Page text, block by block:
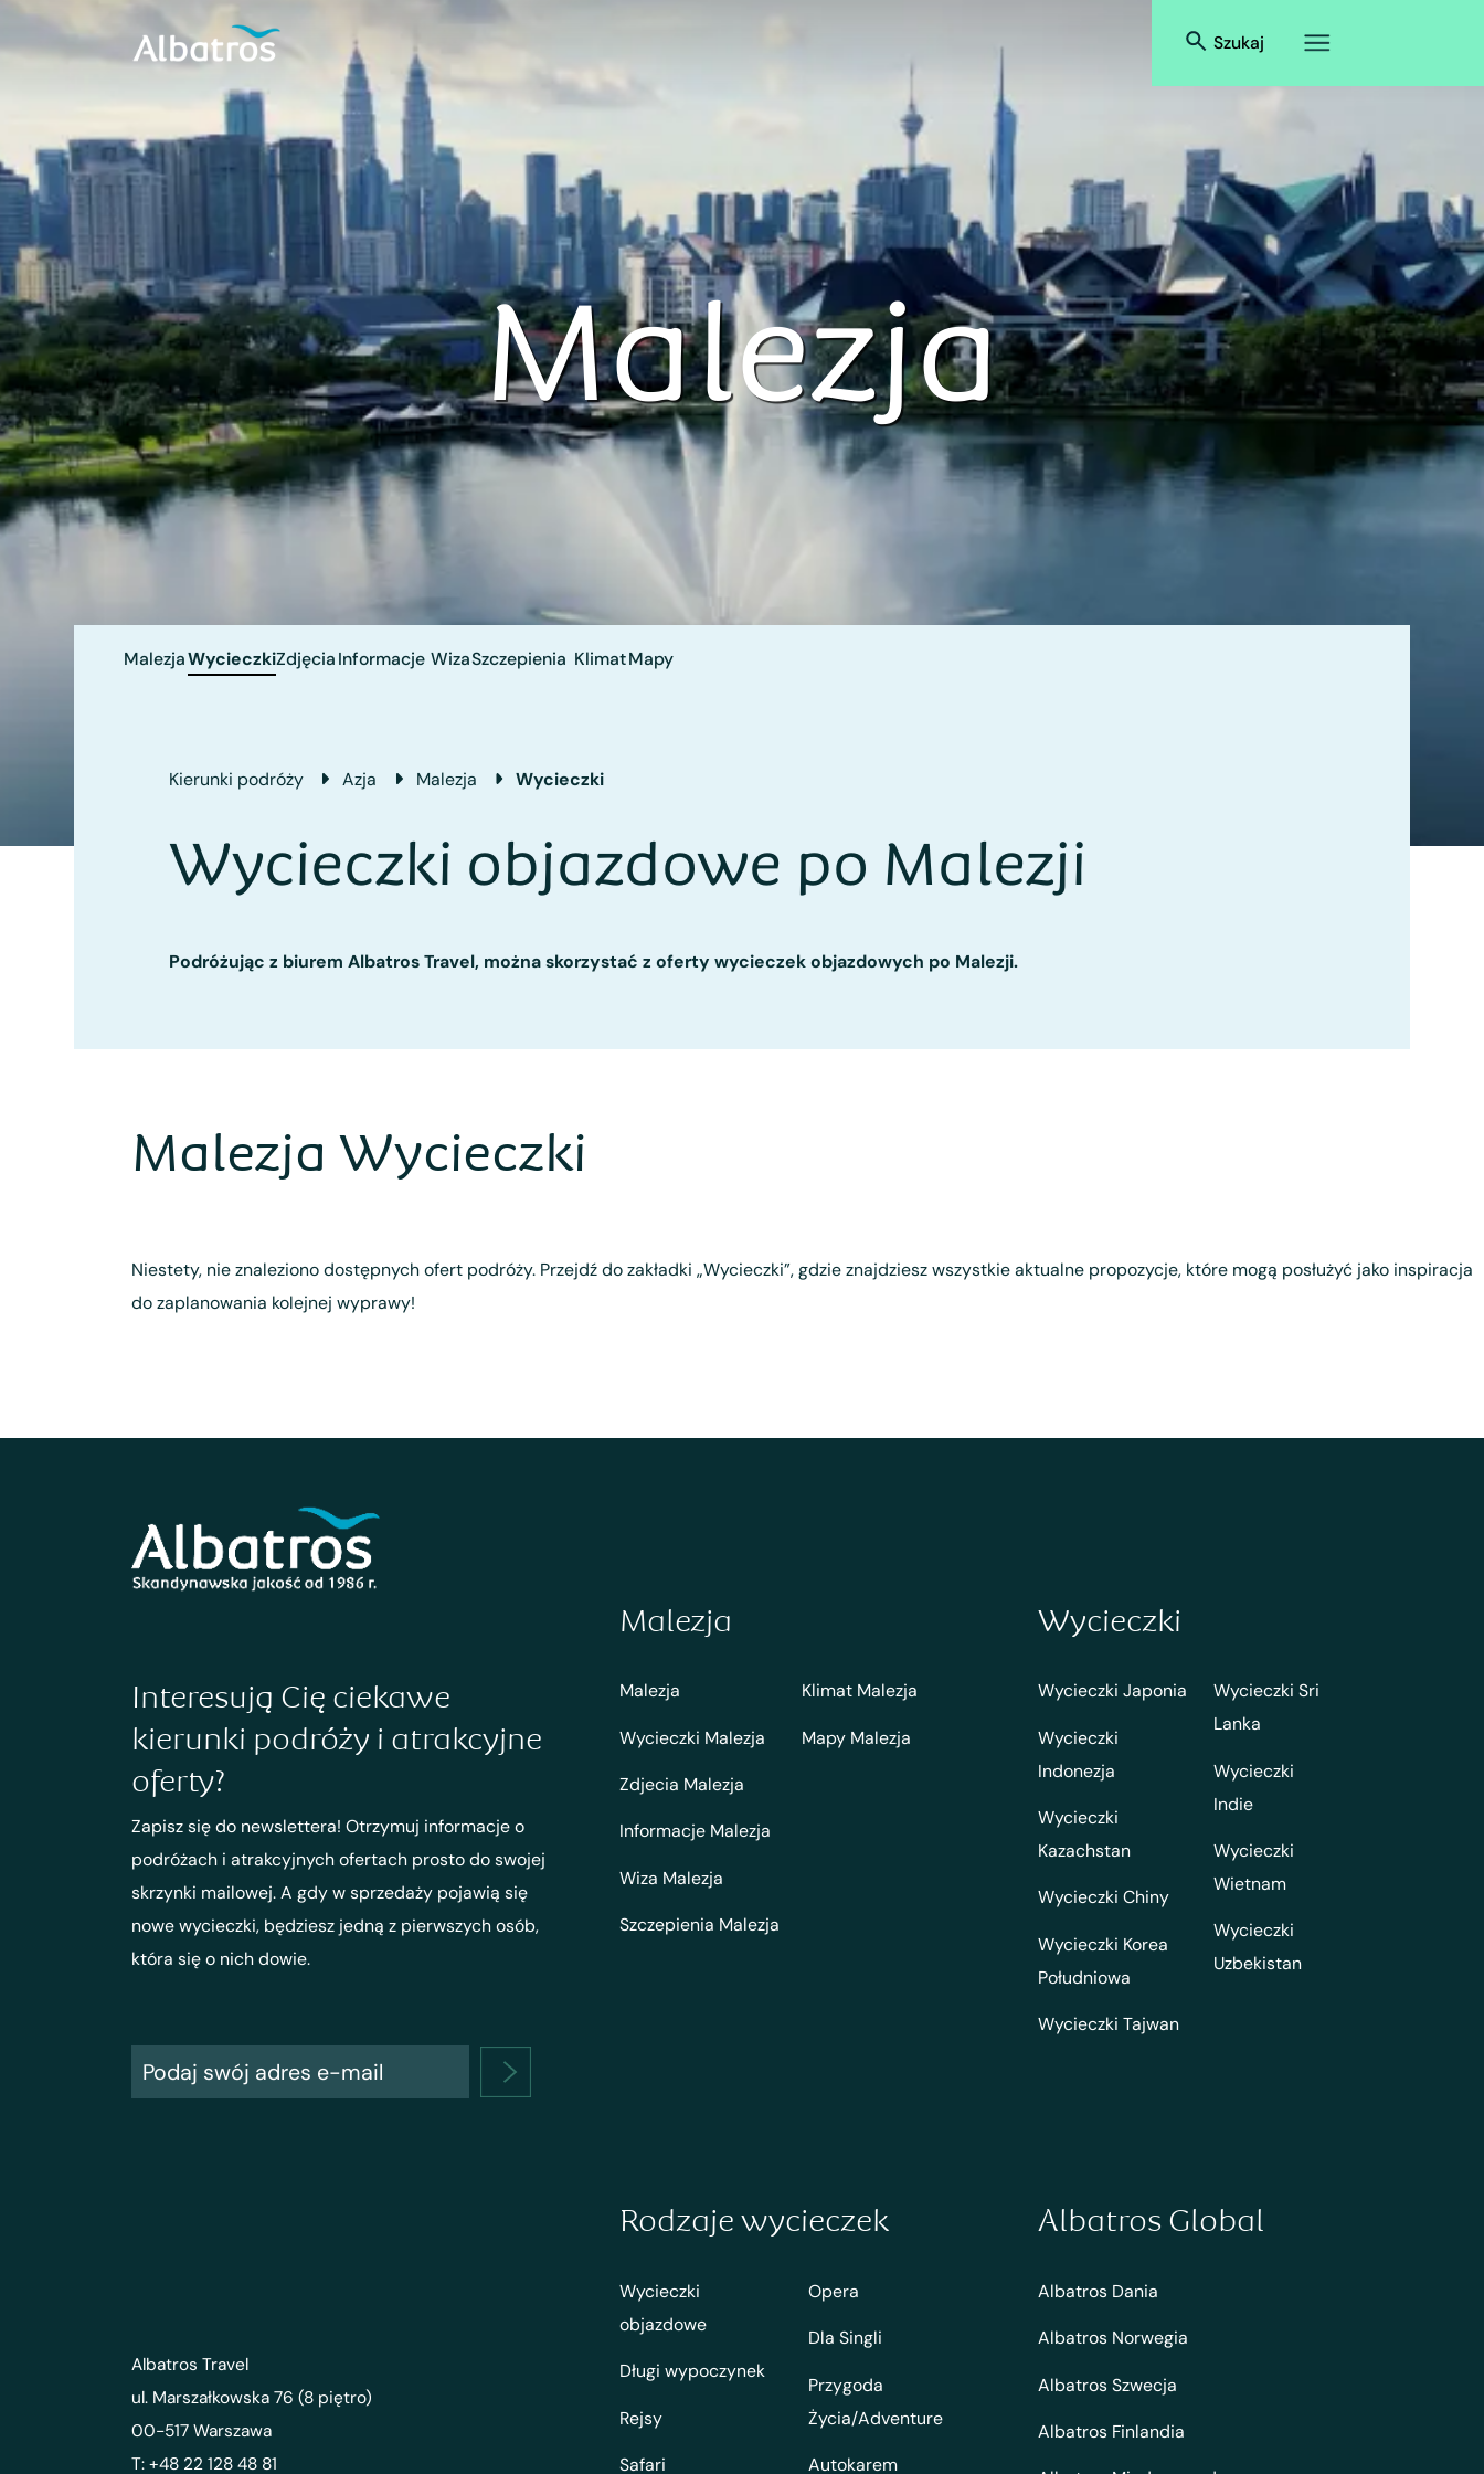
Szukaj
Malezja
MalezjaWycieczkiZdjęciaInformacje WizaSzczepienia KlimatMapy
Kierunki podróży Azja Malezja Wycieczki
Wycieczki objazdowe po Malezji
Podróżując z biurem Albatros Travel, można skorzystać z oferty wycieczek objazdowych po Malezji.
Malezja Wycieczki
Niestety, nie znaleziono dostępnych ofert podróży. Przejdź do zakładki „Wycieczki”, gdzie znajdziesz wszystkie aktualne propozycje, które mogą posłużyć jako inspiracja
do zaplanowania kolejnej wyprawy!
Interesują Cię ciekawe
kierunki podróży i atrakcyjne
oferty?
Zapisz się do newslettera! Otrzymuj informacje o
podróżach i atrakcyjnych ofertach prosto do swojej
skrzynki mailowej. A gdy w sprzedaży pojawią się
nowe wycieczki, będziesz jedną z pierwszych osób,
która się o nich dowie.
Malezja
Malezja
Wycieczki Malezja
Zdjecia Malezja
Informacje Malezja
Wiza Malezja
Szczepienia Malezja
Klimat Malezja
Mapy Malezja
Wycieczki
Wycieczki Japonia
Wycieczki
Indonezja
Wycieczki
Kazachstan
Wycieczki Chiny
Wycieczki Korea
Południowa
Wycieczki Tajwan
Wycieczki Sri
Lanka
Wycieczki
Indie
Wycieczki
Wietnam
Wycieczki
Uzbekistan
Albatros Travel
ul. Marszałkowska 76 (8 piętro)
00-517 Warszawa
T: +48 22 128 48 81
Rodzaje wycieczek
Wycieczki
objazdowe
Długi wypoczynek
Rejsy
Safari
Opera
Dla Singli
Przygoda
Życia/Adventure
Autokarem
Albatros Global
Albatros Dania
Albatros Norwegia
Albatros Szwecja
Albatros Finlandia